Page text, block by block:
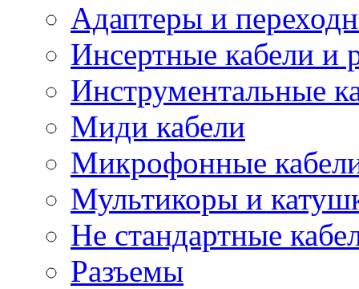
Адаптеры и
Инсертные кабели и
Инструментальные
Миди кабели
Микрофонные
Мультикоры и
Не стандартные
Разъемы